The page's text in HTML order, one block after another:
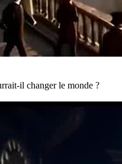
il changer le monde ?